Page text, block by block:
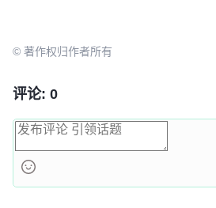
© 著作权归作者所有
评论: 0